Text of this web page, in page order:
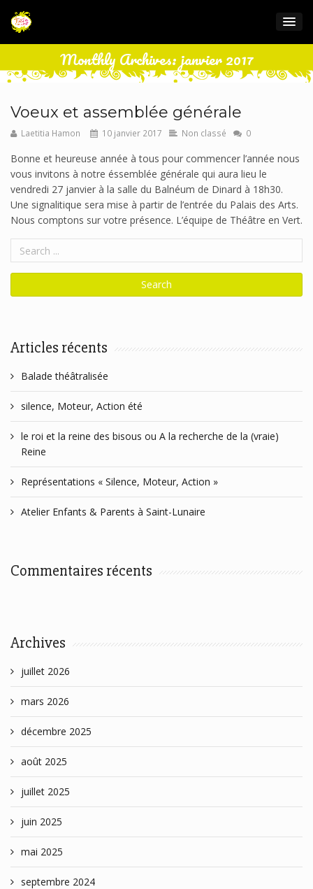
Monthly Archives: janvier 2017
Voeux et assemblée générale
Laetitia Hamon 10 janvier 2017 Non classé 0
Bonne et heureuse année à tous pour commencer l’année nous
vous invitons à notre éssemblée générale qui aura lieu le
vendredi 27 janvier à la salle du Balnéum de Dinard à 18h30.
Une signalitique sera mise à partir de l’entrée du Palais des Arts.
Nous comptons sur votre présence. L’équipe de Théâtre en Vert.
Articles récents
Balade théâtralisée
silence, Moteur, Action été
le roi et la reine des bisous ou A la recherche de la (vraie)
Reine
Représentations « Silence, Moteur, Action »
Atelier Enfants & Parents à Saint-Lunaire
Commentaires récents
Archives
juillet 2026
mars 2026
décembre 2025
août 2025
juillet 2025
juin 2025
mai 2025
septembre 2024